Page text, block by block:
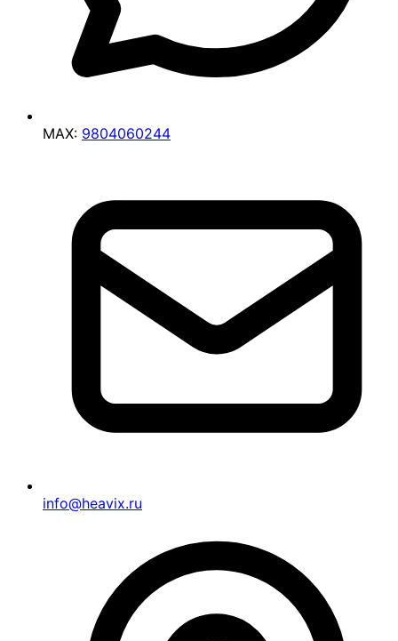
MAX: 9804060244
info@heavix.ru